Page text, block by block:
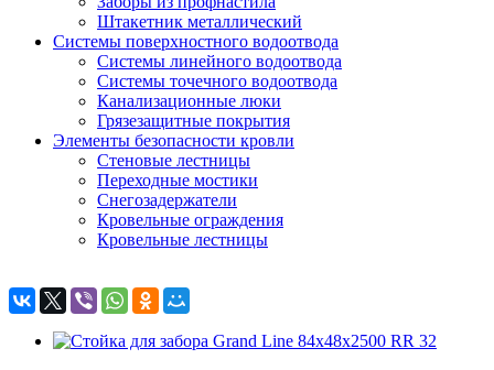
Штакетник металлический
Системы поверхностного водоотвода
Системы линейного водоотвода
Системы точечного водоотвода
Канализационные люки
Грязезащитные покрытия
Элементы безопасности кровли
Стеновые лестницы
Переходные мостики
Снегозадержатели
Кровельные ограждения
Кровельные лестницы